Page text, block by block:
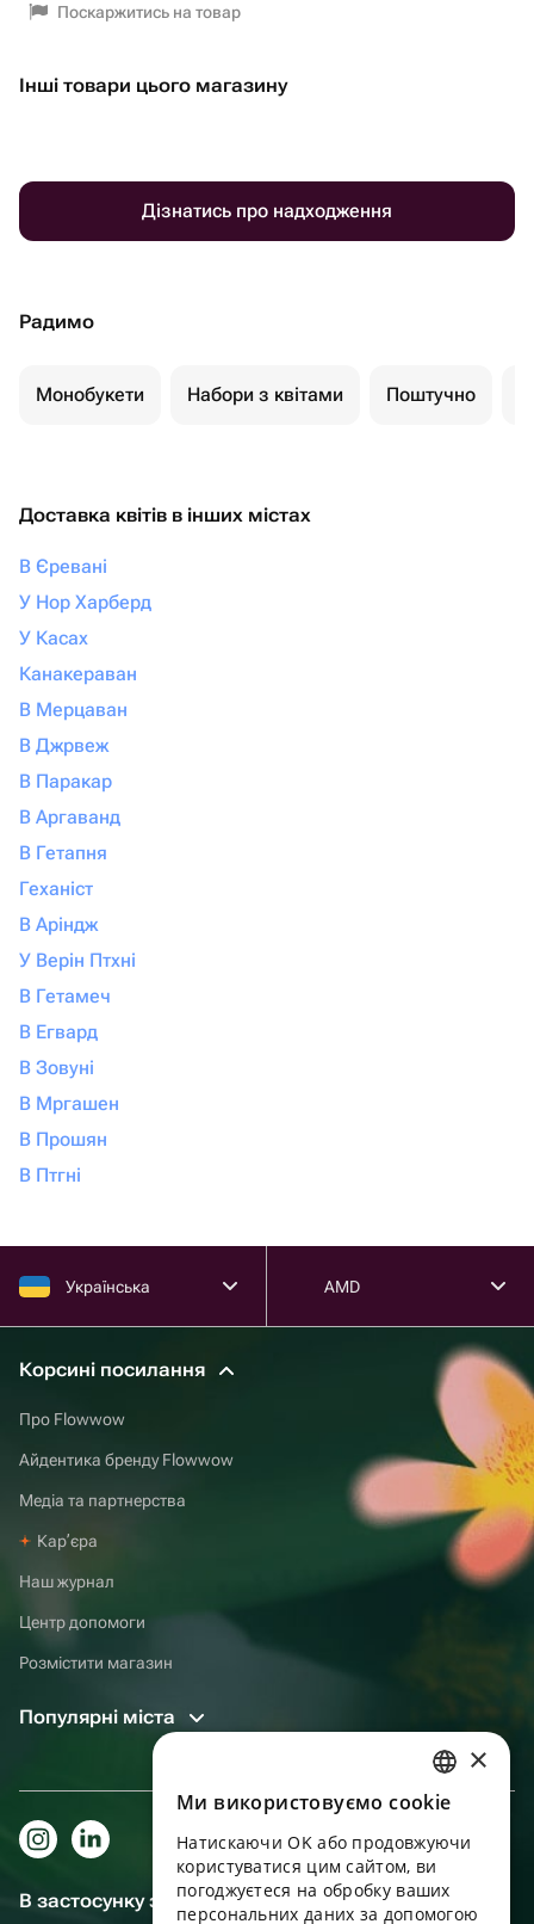
Поскаржитись на товар
Інші товари цього магазину
Дізнатись про надходження
Радимо
Монобукети Набори з квітами Поштучно
Доставка квітів в інших містах
В Єревані
У Нор Харберд
У Касах
Канакераван
В Мерцаван
В Джрвеж
В Паракар
В Аргаванд
В Гетапня
Геханіст
В Аріндж
У Верін Птхні
В Гетамеч
В Егвард
В Зовуні
В Мргашен
В Прошян
В Птгні
Українська AMD
Корсині посилання
Про Flowwow
Айдентика бренду Flowwow
Медіа та партнерства
Карʼєра
Наш журнал
Центр допомоги
Розмістити магазин
Популярні міста
В застосунку зручніше!
RUSSIAN
ENGLISH
UKRAINIAN
×
Ми використовуємо cookie
Натискаючи OK або продовжуючи
користуватися цим сайтом, ви
погоджуєтеся на обробку ваших
персональних даних за допомогою